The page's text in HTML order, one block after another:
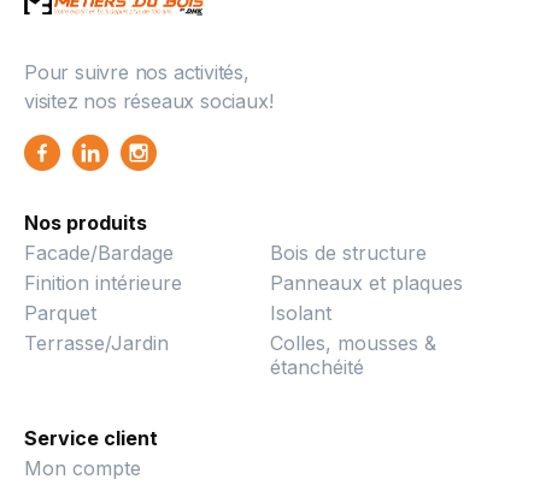
Pour suivre nos activités,
visitez nos réseaux sociaux!
Nos produits
Facade/Bardage
Finition intérieure
Parquet
Terrasse/Jardin
Bois de structure
Panneaux et plaques
Isolant
Colles, mousses &
étanchéité
Service client
Mon compte